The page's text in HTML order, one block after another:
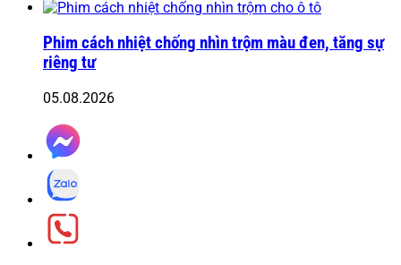
Phim cách nhiệt chống nhìn trộm màu đen, tăng sự
riêng tư
05.08.2026